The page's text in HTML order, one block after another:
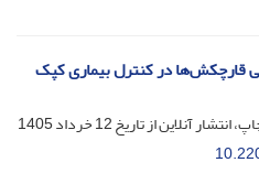
قارچکش‌ها در کنترل بیماری کپک
انتشار آنلاین از تاریخ12 خرداد 1405